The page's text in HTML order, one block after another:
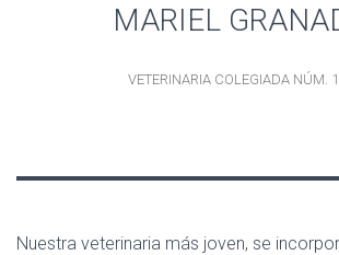
MARIEL
VETERINARIA COLEGIADA NÚM.
Nuestra veterinaria más joven, se